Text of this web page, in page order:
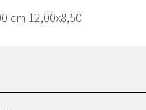
cm 12,00x8,50